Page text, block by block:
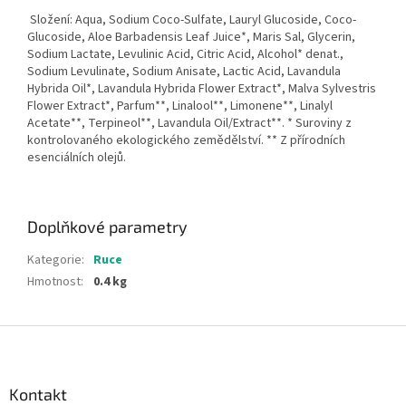
Složení: Aqua, Sodium Coco-Sulfate, Lauryl Glucoside, Coco-
Glucoside, Aloe Barbadensis Leaf Juice*, Maris Sal, Glycerin,
Sodium Lactate, Levulinic Acid, Citric Acid, Alcohol* denat.,
Sodium Levulinate, Sodium Anisate, Lactic Acid, Lavandula
Hybrida Oil*, Lavandula Hybrida Flower Extract*, Malva Sylvestris
Flower Extract*, Parfum**, Linalool**, Limonene**, Linalyl
Acetate**, Terpineol**, Lavandula Oil/Extract**. * Suroviny z
kontrolovaného ekologického zemědělství. ** Z přírodních
esenciálních olejů.
Doplňkové parametry
Kategorie: Ruce
Hmotnost: 0.4 kg
Kontakt